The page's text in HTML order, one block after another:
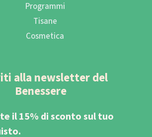
Programmi
Tisane
Cosmetica
alla newsletter del
Benessere
il 15% di sconto sul tuo